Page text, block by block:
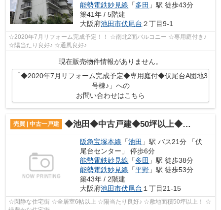
能勢電鉄妙見線 「多田 」駅 徒歩43分
築41年 / 5階建
大阪府池田市伏尾台 ２丁目9-1
☆2020年7月リフォーム完成予定！！ ☆南北2面バルコニー ☆専用庭付き♪
☆陽当たり良好♪ ☆通風良好♪
現在販売物件情報がありません。
「◆2020年7月リフォーム完成予定◆専用庭付◆伏尾台A団地3
号棟♪」への
お問い合わせはこちら
売買 | 中古一戸建 ◆池田◆中古戸建◆50坪以上◆伏尾台1丁目♪
阪急宝塚本線 「池田 」駅 バス21分 「伏
尾台センター」 停歩6分
能勢電鉄妙見線 「多田 」駅 徒歩38分
能勢電鉄妙見線 「平野 」駅 徒歩53分
築43年 / 2階建
大阪府池田市伏尾台 １丁目21-15
☆閑静な住宅街 ☆全居室6帖以上 ☆陽当たり良好♪ ☆敷地面積50坪以上！ ☆